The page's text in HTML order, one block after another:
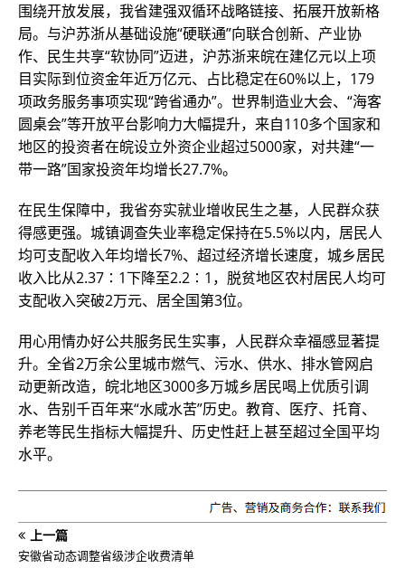
围绕开放发展，我省建强双循环战略链接、拓展开放新格
局。与沪苏浙从基础设施“硬联通”向联合创新、产业协
作、民生共享“软协同”迈进，沪苏浙来皖在建亿元以上项
目实际到位资金年近万亿元、占比稳定在60%以上，179
项政务服务事项实现“跨省通办”。世界制造业大会、“海客
圆桌会”等开放平台影响力大幅提升，来自110多个国家和
地区的投资者在皖设立外资企业超过5000家，对共建“一
带一路”国家投资年均增长27.7%。
在民生保障中，我省夯实就业增收民生之基，人民群众获
得感更强。城镇调查失业率稳定保持在5.5%以内，居民人
均可支配收入年均增长7%、超过经济增长速度，城乡居民
收入比从2.37∶1下降至2.2∶1，脱贫地区农村居民人均可
支配收入突破2万元、居全国第3位。
用心用情办好公共服务民生实事，人民群众幸福感显著提
升。全省2万余公里城市燃气、污水、供水、排水管网启
动更新改造，皖北地区3000多万城乡居民喝上优质引调
水、告别千百年来“水咸水苦”历史。教育、医疗、托育、
养老等民生指标大幅提升、历史性赶上甚至超过全国平均
水平。
上一篇
安徽省动态调整省级涉企收费清单